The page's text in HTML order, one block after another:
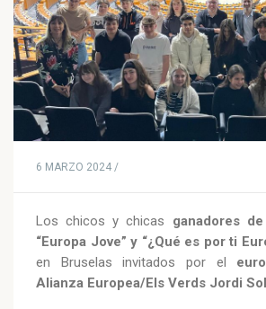
6 MARZO 2024 /
Los chicos y chicas ganadores
“Europa Jove” y “¿Qué es por ti
en Bruselas invitados por el
Alianza Europea/Els Verds Jordi